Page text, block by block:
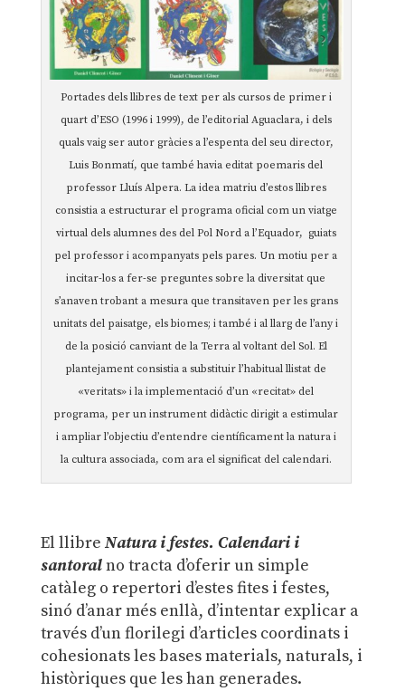
Portades dels llibres de text per als cursos de primer i
quart d’ESO (1996 i 1999), de l’editorial Aguaclara, i dels
quals vaig ser autor gràcies a l’espenta del seu director,
Luis Bonmatí, que també havia editat poemaris del
professor Lluís Alpera. La idea matriu d’estos llibres
consistia a estructurar el programa oficial com un viatge
virtual dels alumnes des del Pol Nord a l’Equador, guiats
pel professor i acompanyats pels pares. Un motiu per a
incitar-los a fer-se preguntes sobre la diversitat que
s’anaven trobant a mesura que transitaven per les grans
unitats del paisatge, els biomes; i també i al llarg de l’any i
de la posició canviant de la Terra al voltant del Sol. El
plantejament consistia a substituir l’habitual llistat de
«veritats» i la implementació d’un «recitat» del
programa, per un instrument didàctic dirigit a estimular
i ampliar l’objectiu d’entendre científicament la natura i
la cultura associada, com ara el significat del calendari.
El llibre Natura i festes. Calendari i
santoralno tracta d’oferir un simple
catàleg o repertori d’estes fites i festes,
sinó d’anar més enllà, d’intentar explicar a
través d’un florilegi d’articles coordinats i
cohesionats les bases materials, naturals, i
històriques que les han generades.